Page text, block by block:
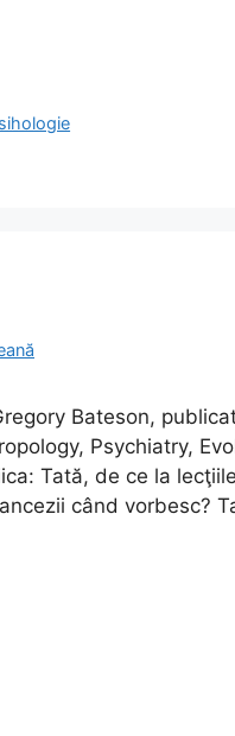
Bateson,
Psychiatry,
Tată, de ce la
când vorbesc?